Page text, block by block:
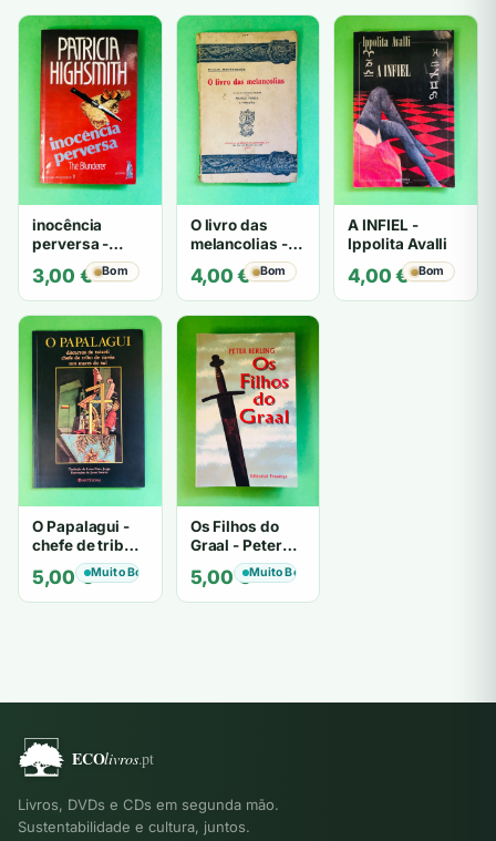
inocência
perversa -
PATRICIA
HIGHSMITH
3,00 € Bom
O livro das
melancolias -
Mantegazza
4,00€ Bom
A INFIEL -
Ippolita Avalli
4,00€ Bom
O Papalagui -
chefe de tribo
de tiavéa
5,00€Muito Bom
Os Filhos do
Graal - Peter
Berling
5,00€Muito Bom
Livros, DVDs e CDs em segunda mão.
Sustentabilidade e cultura, juntos.